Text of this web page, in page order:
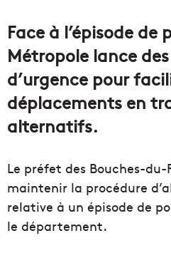
Face à l’épisode de
Métropole lance
d’urgence pour
déplacements en
alternatifs.
Le préfet des Bouches-
maintenir la procédure
relative à un épisode de
le département.